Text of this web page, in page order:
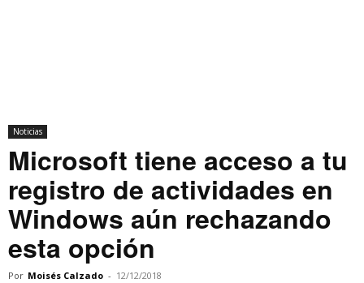
Noticias
Microsoft tiene acceso a tu
registro de actividades en
Windows aún rechazando
esta opción
Por Moisés Calzado - 12/12/2018